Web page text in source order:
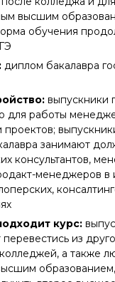
высшим
обучения
диплом бакалавра
выпускники
для работы
занимают
консультантов,
менеджеров в
курс:
перевестись из
а также